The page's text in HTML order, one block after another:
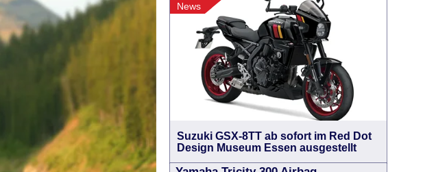
News
Suzuki GSX-8TT ab sofort im Red Dot
Design Museum Essen ausgestellt